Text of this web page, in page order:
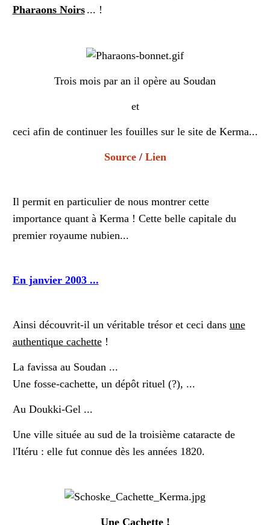
Pharaons Noirs ... !
Trois mois par an il opère au Soudan
et
ceci afin de continuer les fouilles sur le site de Kerma...
Source/ Lien
Il permit en particulier de nous montrer cette
importance quant à Kerma ! Cette belle capitale du
premier royaume nubien...
En janvier 2003 ...
Ainsi découvrit-il un véritable trésor et ceci dans une
authentique cachette!
La favissa au Soudan ...
Une fosse-cachette, un dépôt rituel (?), ...
Au Doukki-Gel ...
Une ville située au sud de la troisième cataracte de
l'Itéru : elle fut connue dès les années 1820.
Une Cachette !